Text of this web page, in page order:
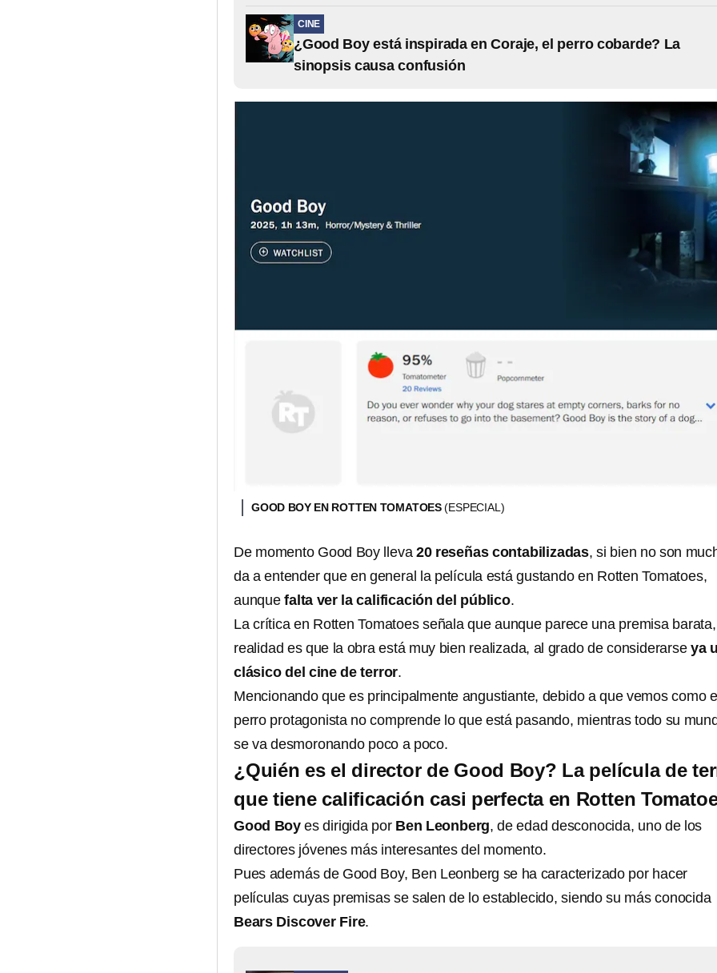
CINE
¿Good Boy está inspirada en Coraje, el perro cobarde? La
sinopsis causa confusión
GOOD BOY EN ROTTEN TOMATOES(ESPECIAL)
De momento Good Boy lleva 20 reseñas contabilizadas, si bien no son
da a entender que en general la película está gustando en Rotten Tomatoes,
aunquefalta ver la calificación del público.
La crítica en Rotten Tomatoes señala que aunque parece una premisa
realidad es que la obra está muy bien realizada, al grado de considerarse ya
clásico del cine de terror.
Mencionando que es principalmente angustiante, debido a que vemos como
perro protagonista no comprende lo que está pasando, mientras todo su
se va desmoronando poco a poco.
¿Quién es el director de Good Boy? La película de
que tiene calificación casi perfecta en Rotten
Good Boy es dirigida por Ben Leonberg, de edad desconocida, uno de los
directores jóvenes más interesantes del momento.
Pues además de Good Boy, Ben Leonberg se ha caracterizado por hacer
películas cuyas premisas se salen de lo establecido, siendo su más conocida
Bears Discover Fire.